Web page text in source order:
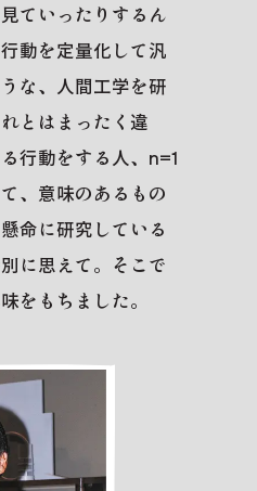
ていったりするん
動を定量化して汎
な、人間工学を研
とはまったく違
行動をする人、n=1
、意味のあるもの
命に研究している
に思えて。そこで
をもちました。